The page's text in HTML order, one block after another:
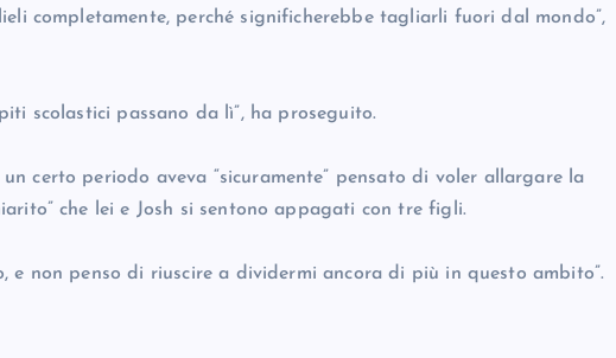
completamente, perché significherebbe tagliarli fuori dal mondo”,
scolastici passano da lì”, ha proseguito.
certo periodo aveva “sicuramente” pensato di voler allargare la
che lei e Josh si sentono appagati con tre figli.
e non penso di riuscire a dividermi ancora di più in questo ambito”.